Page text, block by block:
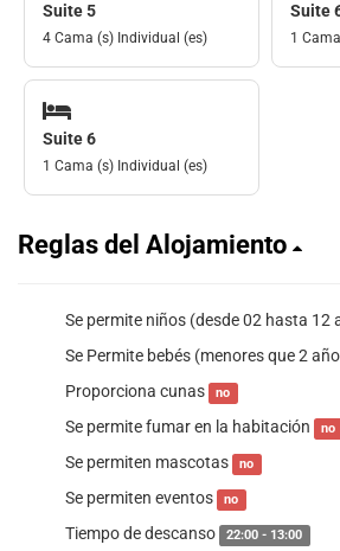
Suite 5
4 Cama (s) Individual (es)
Suite
1
Suite 6
1 Cama (s) Individual (es)
Reglas del Alojamiento
Se permite niños (desde 02 hasta 12
Se Permite bebés (menores que 2
Proporciona cunas no
Se permite fumar en la habitación no
Se permiten mascotas no
Se permiten eventos no
Tiempo de descanso 22:00 - 13:00